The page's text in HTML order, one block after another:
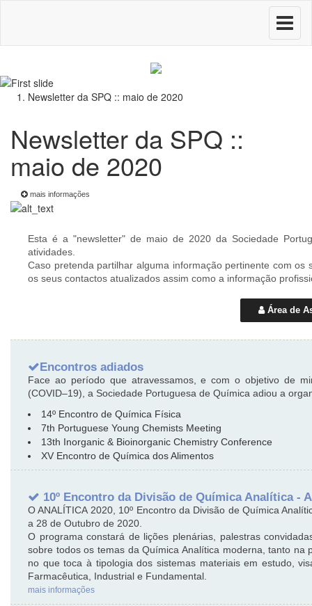
Toggle
Newsletter da SPQ :: maio de 2020
Newsletter da SPQ ::
maio de 2020
mais informações
Esta é a "newsletter" de maio de 2020 da Sociedade
atividades.
Caso pretenda partilhar alguma informação pertinente com
os seus contactos atualizados assim como a informação
Área de
Encontros adiados
Face ao período que atravessamos, e com o objetivo de
(COVID–19), a Sociedade Portuguesa de Química adiou a
14º Encontro de Química Física
7th Portuguese Young Chemists Meeting
13th Inorganic & Bioinorganic Chemistry Conference
XV Encontro de Química dos Alimentos
10º Encontro da Divisão de Química Analítica -
O ANALÍTICA 2020, 10º Encontro da Divisão de Química
a 28 de Outubro de 2020.
O programa constará de lições plenárias, palestras
sobre todos os temas da Química Analítica moderna, tanto
no que toca à tipologia dos sistemas materiais em estudo,
Farmacêutica, Industrial e Fundamental.
mais informações